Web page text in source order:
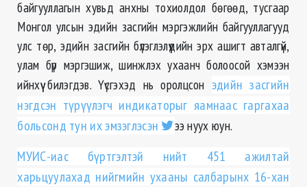
байгууллагын хувьд анхны тохиолдол бөгөөд, тусгаар
Монгол улсын эдийн засгийн мэргэжлийн байгууллагууд
улс төр, эдийн засгийн бүлэглэлүүдийн эрх ашигт авталгүй,
улам бүр мэргэшиж, шинжлэх ухаанч болоосой хэмээн
ийнхүү билэгдэв. Үүсгэхэд нь оролцсон эдийн засгийн
нэгдсэн түрүүлэгч индикаторыг яамнаас гаргахаа
больсонд тун их эмзэглэсэн
ээ нуух юун.
МУИС-иас бүртгэлтэй нийт 451 ажилтай
харьцуулахад нийгмийн ухааны салбарынх 16-хан